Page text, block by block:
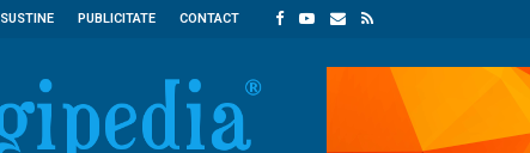
SUSTINE PUBLICITATE CONTACT